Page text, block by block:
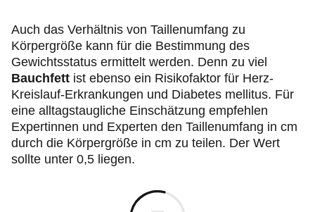
Auch das Verhältnis von Taillenumfang zu
Körpergröße kann für die Bestimmung des
Gewichtsstatus ermittelt werden. Denn zu viel
Bauchfett ist ebenso ein Risikofaktor für Herz-
Kreislauf-Erkrankungen und Diabetes mellitus. Für
eine alltagstaugliche Einschätzung empfehlen
Expertinnen und Experten den Taillenumfang in cm
durch die Körpergröße in cm zu teilen. Der Wert
sollte unter 0,5 liegen.